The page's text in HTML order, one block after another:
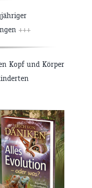
+++
Kopf und Körper